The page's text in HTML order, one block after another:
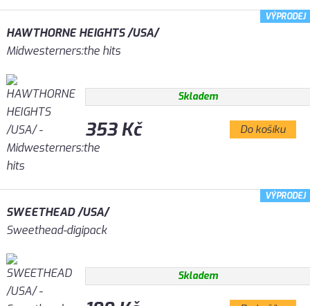
HAWTHORNE HEIGHTS /USA/
Midwesterners:the hits
Skladem
353 Kč Do košíku
VÝPRODEJ
SWEETHEAD /USA/
Sweethead-digipack
Skladem
VÝPRODEJ